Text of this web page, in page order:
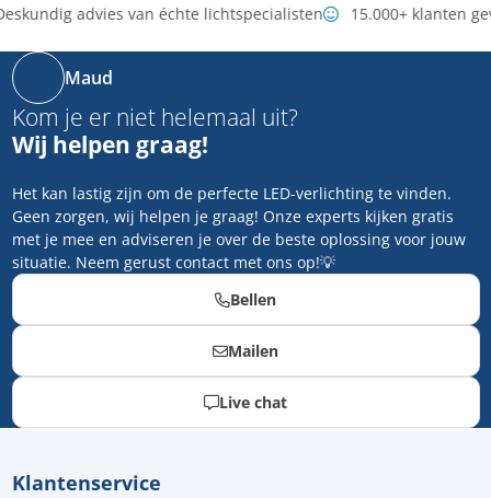
advies van échte lichtspecialisten 15.000+ klanten
Maud
Kom je er niet helemaal uit?
Wij helpen graag!
Het kan lastig zijn om de perfecte LED-verlichting te vinden.
Geen zorgen, wij helpen je graag! Onze experts kijken gratis
met je mee en adviseren je over de beste oplossing voor jouw
situatie. Neem gerust contact met ons op!💡
Bellen
Mailen
Live chat
Klantenservice